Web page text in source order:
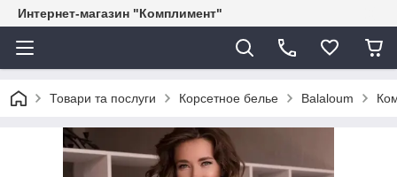
Интернет-магазин "Комплимент"
Товари та послуги Корсетное белье Balaloum